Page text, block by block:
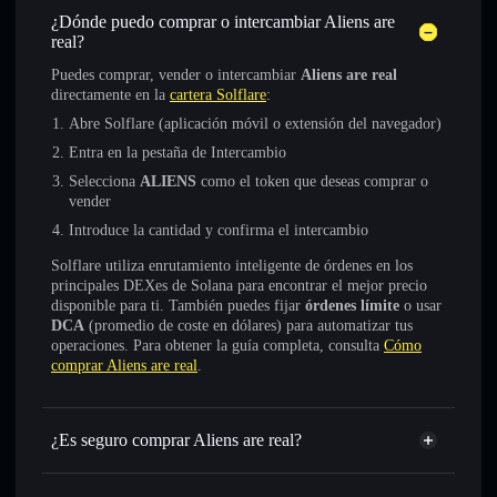
¿Dónde puedo comprar o intercambiar Aliens are
real?
Puedes comprar, vender o intercambiar Aliens are real
directamente en la cartera Solflare:
Abre Solflare (aplicación móvil o extensión del navegador)
Entra en la pestaña de Intercambio
Selecciona ALIENS como el token que deseas comprar o
vender
Introduce la cantidad y confirma el intercambio
Solflare utiliza enrutamiento inteligente de órdenes en los
principales DEXes de Solana para encontrar el mejor precio
disponible para ti. También puedes fijar órdenes límite o usar
DCA (promedio de coste en dólares) para automatizar tus
operaciones. Para obtener la guía completa, consulta Cómo
comprar Aliens are real.
¿Es seguro comprar Aliens are real?
Aliens are real token verificado